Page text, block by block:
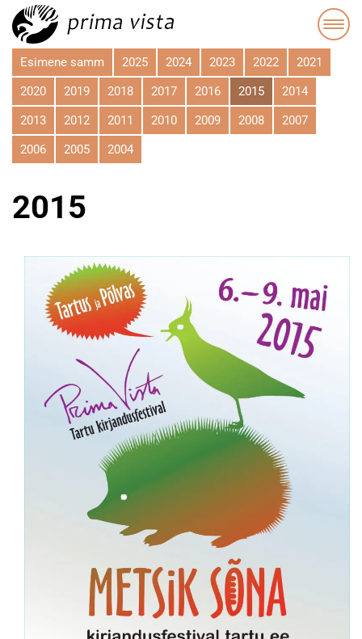
Esimene samm 2025 2024 2023 2022
2021
2020
2019 2018 2017 2016 2015
2014
2013
2012 2011 2010 2009 2008
2007
2006
2005 2004
2015